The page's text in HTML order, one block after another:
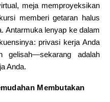
meja memproyeksikan
memberi getaran halus
Antarmuka lenyap ke dalam
privasi kerja Anda
gelisah—sekarang adalah
Anda.
Membutakan